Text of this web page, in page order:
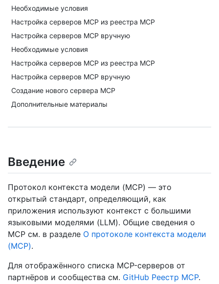
Необходимые условия
Настройка серверов MCP из реестра MCP
Настройка серверов MCP вручную
Необходимые условия
Настройка серверов MCP из реестра MCP
Настройка серверов MCP вручную
Создание нового сервера MCP
Дополнительные материалы
Введение
Протокол контекста модели (MCP) — это
открытый стандарт, определяющий, как
приложения используют контекст с большими
языковыми моделями (LLM). Общие сведения о
MCP см. в разделе О протоколе контекста модели
(MCP).
Для отображённого списка MCP-серверов от
партнёров и сообщества см. GitHub Реестр MCP.